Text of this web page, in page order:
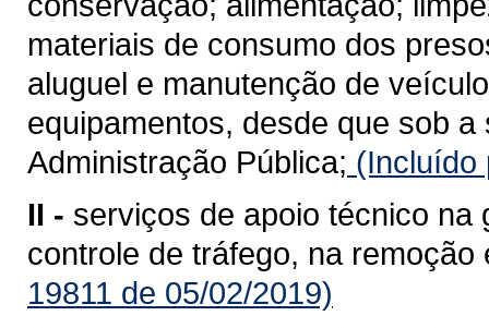
materiais de consumo dos
aluguel e manutenção de
equipamentos, desde que sob
Administração Pública; (Incluído
II - serviços de apoio técnico na
controle de tráfego, na
19811 de 05/02/2019)